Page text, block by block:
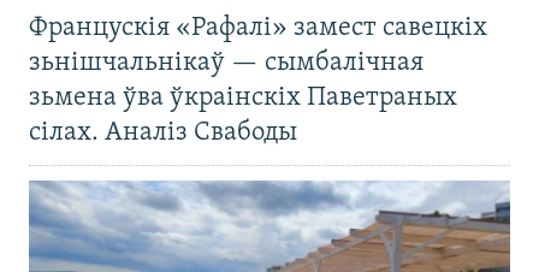
Францускія «Рафалі» замест савецкіх
зьнішчальнікаў — сымбалічная
зьмена ўва ўкраінскіх Паветраных
сілах. Аналіз Свабоды